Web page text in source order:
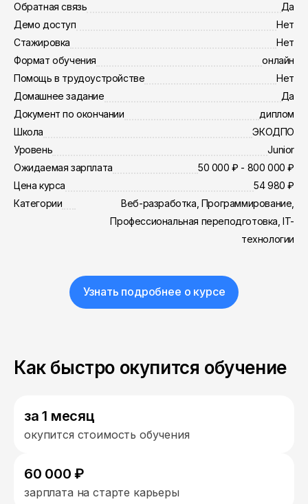
Обратная связь
Да
Демо доступ
Нет
Стажировка
Нет
Формат обучения
онлайн
Помощь в трудоустройстве
Нет
Домашнее задание
Да
Документ по окончании
диплом
Школа
ЭКОДПО
Уровень
Junior
Ожидаемая зарплата
50 000 ₽ - 800 000 ₽
Цена курса
54 980 ₽
Категории
Веб-разработка, Программирование,
Профессиональная переподготовка, IT-
технологии
Узнать подробнее о курсе
Как быстро окупится обучение
за 1 месяц
окупится стоимость обучения
60 000 ₽
зарплата на старте карьеры